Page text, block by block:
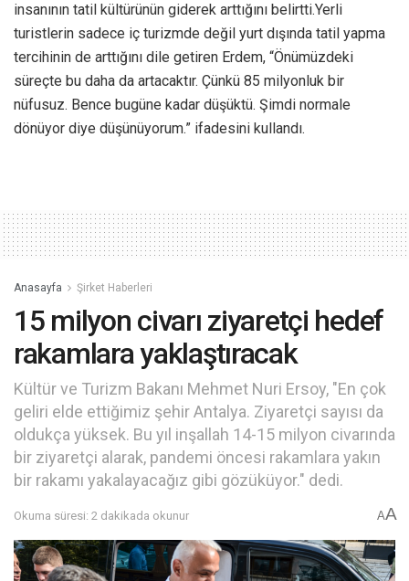
insanının tatil kültürünün giderek arttığını belirtti.Yerli
turistlerin sadece iç turizmde değil yurt dışında tatil yapma
tercihinin de arttığını dile getiren Erdem, “Önümüzdeki
süreçte bu daha da artacaktır. Çünkü 85 milyonluk bir
nüfusuz. Bence bugüne kadar düşüktü. Şimdi normale
dönüyor diye düşünüyorum.” ifadesini kullandı.
Anasayfa Şirket Haberleri
15 milyon civarı ziyaretçi hedef
rakamlara yaklaştıracak
Kültür ve Turizm Bakanı Mehmet Nuri Ersoy, "En çok
geliri elde ettiğimiz şehir Antalya. Ziyaretçi sayısı da
oldukça yüksek. Bu yıl inşallah 14-15 milyon civarında
bir ziyaretçi alarak, pandemi öncesi rakamlara yakın
bir rakamı yakalayacağız gibi gözüküyor." dedi.
Okuma süresi: 2 dakikada okunur AA